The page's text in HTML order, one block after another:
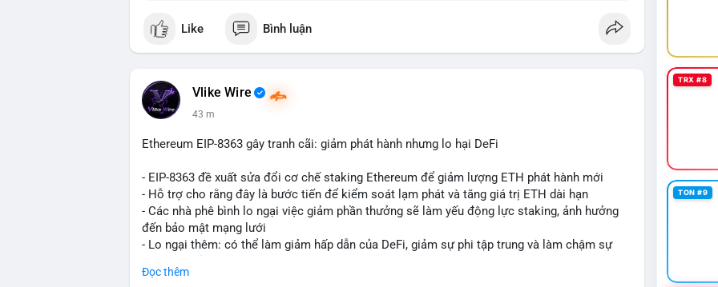
Like Bình luận
Vlike Wire
43 m
Ethereum EIP-8363 gây tranh cãi: giảm phát hành nhưng lo hại DeFi
- EIP-8363 đề xuất sửa đổi cơ chế staking Ethereum để giảm lượng ETH phát hành mới
- Hỗ trợ cho rằng đây là bước tiến để kiểm soát lạm phát và tăng giá trị ETH dài hạn
- Các nhà phê bình lo ngại việc giảm phần thưởng sẽ làm yếu động lực staking, ảnh hưởng
đến bảo mật mạng lưới
- Lo ngại thêm: có thể làm giảm hấp dẫn của DeFi, giảm sự phi tập trung và làm chậm sự
- Diễn ra trong bối cảnh Ethereum đang cân bằng giữa giảm phát hành và duy trì sức hấp dẫn
Đọc thêm
TRX #8
TON #9